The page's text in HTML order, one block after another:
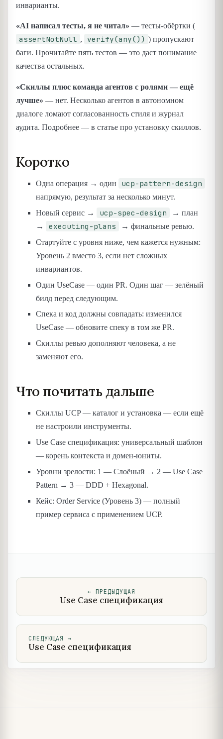
инварианты.
«AI написал тесты, я не читал» — тесты-обёртки (
assertNotNull , verify(any()) ) пропускают
баги. Прочитайте пять тестов — это даст понимание
качества остальных.
«Скиллы плюс команда агентов с ролями — ещё
лучше» — нет. Несколько агентов в автономном
диалоге ломают согласованность стиля и журнал
аудита. Подробнее — в статье про установку скиллов.
Коротко
Одна операция → один ucp-pattern-design
напрямую, результат за несколько минут.
Новый сервис →
ucp-spec-design
→ план
→
executing-plans
→ финальные ревью.
Стартуйте с уровня ниже, чем кажется нужным:
Уровень 2 вместо 3, если нет сложных
инвариантов.
Один UseCase — один PR. Один шаг — зелёный
билд перед следующим.
Спека и код должны совпадать: изменился
UseCase — обновите спеку в том же PR.
Скиллы ревью дополняют человека, а не
заменяют его.
Что почитать дальше
Скиллы UCP — каталог и установка — если ещё
не настроили инструменты.
Use Case спецификация: универсальный шаблон
— корень контекста и домен-юниты.
Уровни зрелости: 1 — Слоёный → 2 — Use Case
Pattern → 3 — DDD + Hexagonal.
Кейс: Order Service (Уровень 3) — полный
пример сервиса с применением UCP.
← ПРЕДЫДУЩАЯ
Use Case спецификация
СЛЕДУЮЩАЯ →
Use Case спецификация